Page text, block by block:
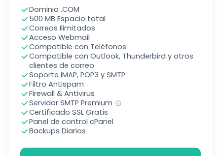
Dominio .COM
500 MB Espacio total
Correos Ilimitados
Acceso Webmail
Compatible con Teléfonos
Compatible con Outlook, Thunderbird y otros
clientes de correo
Soporte IMAP, POP3 y SMTP
Filtro Antispam
Firewall & Antivirus
Servidor SMTP Premium
Certificado SSL Gratis
Panel de control cPanel
Backups Diarios